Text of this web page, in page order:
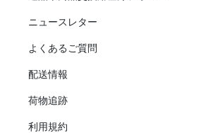
ニュースレター
よくあるご質問
配送情報
荷物追跡
利用規約